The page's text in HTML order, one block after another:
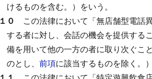
けるものを含む。）をいう。
１０ この法律において「無店舗型電話
する者に対し、会話の機会を提供する
備を用いて他の一方の者に取り次ぐこ
のとし、 前項に該当するものを除く。